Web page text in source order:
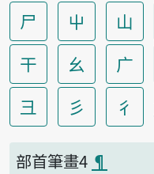
尸
屮 山
干
幺 广
彐
彡 彳
部首筆畫4 ¶